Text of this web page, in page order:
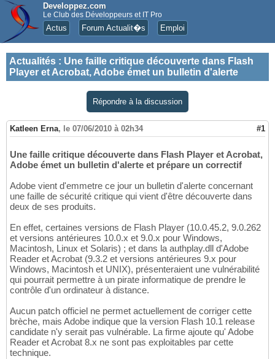
Developpez.com
Le Club des Développeurs et IT Pro
Actus Forum Actualit�s Emploi
Actualités : Une faille critique découverte dans Flash
Player et Acrobat, Adobe émet un bulletin d'alerte
Répondre à la discussion
Katleen Erna, le 07/06/2010 à 02h34 #1
Une faille critique découverte dans Flash Player et Acrobat,
Adobe émet un bulletin d'alerte et prépare un correctif
Adobe vient d'emmetre ce jour un bulletin d'alerte concernant
une faille de sécurité critique qui vient d'être découverte dans
deux de ses produits.
En effet, certaines versions de Flash Player (10.0.45.2, 9.0.262
et versions antérieures 10.0.x et 9.0.x pour Windows,
Macintosh, Linux et Solaris) ; et dans la authplay.dll d'Adobe
Reader et Acrobat (9.3.2 et versions antérieures 9.x pour
Windows, Macintosh et UNIX), présenteraient une vulnérabilité
qui pourrait permettre à un pirate informatique de prendre le
contrôle d'un ordinateur à distance.
Aucun patch officiel ne permet actuellement de corriger cette
brèche, mais Adobe indique que la version Flash 10.1 release
candidate n'y serait pas vulnérable. La firme ajoute qu' Adobe
Reader et Acrobat 8.x ne sont pas exploitables par cette
technique.